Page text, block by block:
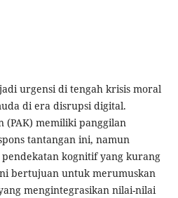
urgensi di tengah krisis moral
di era disrupsi digital.
(PAK) memiliki panggilan
tantangan ini, namun
kognitif yang kurang
bertujuan untuk merumuskan
mengintegrasikan nilai-nilai